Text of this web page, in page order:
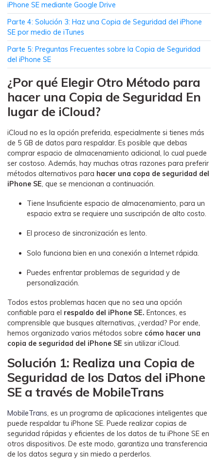
MobileTrans App
Transfiere datos del teléfono, de
WhatsApp y archivos entre dispositivos
iOS y Android.
Welastseen
WeLastseen te tiene al tanto de todo en
WhatsApp.
iPhone SE mediante Google Drive󠀲󠀡󠀠󠀥󠀩󠀧󠀡󠀥󠀧󠀳
󠀰Parte 4: Solución 3: Haz una Copia de Seguridad del iPhone
SE por medio de iTunes󠀲󠀡󠀠󠀥󠀩󠀧󠀡󠀥󠀨󠀳
󠀰Parte 5: Preguntas Frecuentes sobre la Copia de Seguridad
del iPhone SE
¿Por qué Elegir Otro Método para
hacer una Copia de Seguridad En
lugar de iCloud?󠀲󠀡󠀠󠀥󠀩󠀧󠀡󠀥󠀥󠀳
iCloud no es la opción preferida, especialmente si tienes más
de 5 GB de datos para respaldar. Es posible que debas
comprar espacio de almacenamiento adicional, lo cual puede
ser costoso. Además, hay muchas otras razones para preferir
métodos alternativos para hacer una copa de seguridad del
iPhone SE, que se mencionan a continuación.
Tiene Insuficiente espacio de almacenamiento, para un
espacio extra se requiere una suscripción de alto costo.
El proceso de sincronización es lento.
Solo funciona bien en una conexión a Internet rápida.
Puedes enfrentar problemas de seguridad y de
personalización.
Todos estos problemas hacen que no sea una opción
confiable para el respaldo del iPhone SE. Entonces, es
comprensible que busques alternativas, ¿verdad? Por ende,
hemos organizado varios métodos sobre cómo hacer una
copia de seguridad del iPhone SE sin utilizar iCloud.
Solución 1: Realiza una Copia de
Seguridad de los Datos del iPhone
SE a través de MobileTrans󠀲󠀡󠀠󠀥󠀩󠀧󠀡󠀥󠀦󠀳
MobileTrans, es un programa de aplicaciones inteligentes que
puede respaldar tu iPhone SE. Puede realizar copias de
seguridad rápidas y eficientes de los datos de tu iPhone SE en
otros dispositivos. De este modo, garantiza una transferencia
de los datos segura y sin miedo a perderlos.